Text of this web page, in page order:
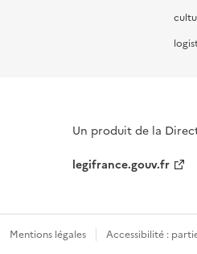
Un produit de la
legifrance.gouv.fr
Mentions légales Accessibilité :